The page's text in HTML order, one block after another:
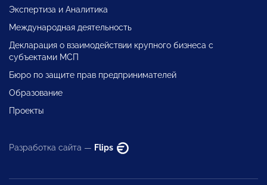
Экспертиза и Аналитика
Международная деятельность
Декларация о взаимодействии крупного бизнеса с
субъектами МСП
Бюро по защите прав предпринимателей
Образование
Проекты
Разработка сайта — Flips